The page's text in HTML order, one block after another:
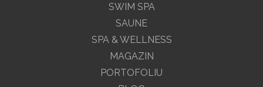
SWIM SPA
SAUNE
SPA & WELLNESS
MAGAZIN
PORTOFOLIU